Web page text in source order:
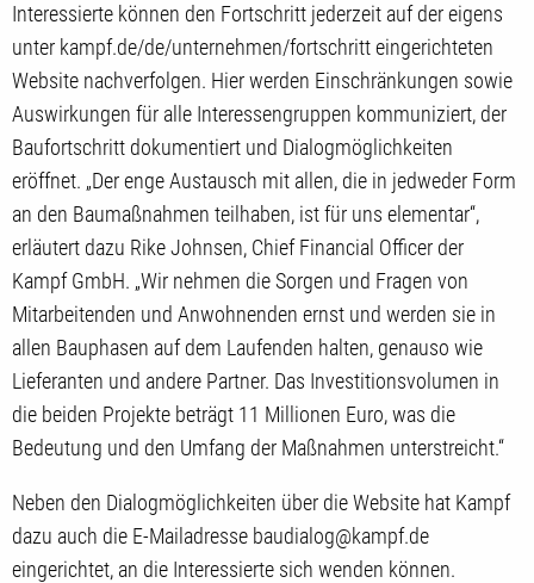
Interessierte können den Fortschritt jederzeit auf der eigens
unter kampf.de/de/unternehmen/fortschritt eingerichteten
Website nachverfolgen. Hier werden Einschränkungen sowie
Auswirkungen für alle Interessengruppen kommuniziert, der
Baufortschritt dokumentiert und Dialogmöglichkeiten
eröffnet. „Der enge Austausch mit allen, die in jedweder Form
an den Baumaßnahmen teilhaben, ist für uns elementar“,
erläutert dazu Rike Johnsen, Chief Financial Officer der
Kampf GmbH. „Wir nehmen die Sorgen und Fragen von
Mitarbeitenden und Anwohnenden ernst und werden sie in
allen Bauphasen auf dem Laufenden halten, genauso wie
Lieferanten und andere Partner. Das Investitionsvolumen in
die beiden Projekte beträgt 11 Millionen Euro, was die
Bedeutung und den Umfang der Maßnahmen unterstreicht.“
Neben den Dialogmöglichkeiten über die Website hat Kampf
dazu auch die E-Mailadresse baudialog@kampf.de
eingerichtet, an die Interessierte sich wenden können.